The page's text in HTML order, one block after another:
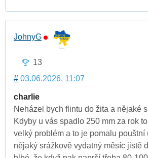
JohnyG
13
# 03.06.2026, 11:07
charlie
Neházel bych flintu do žita a nějaké
Kdyby u vás spadlo 250 mm za rok
velký problém a to je pomalu pouštní
nějaký srážkově vydatný měsíc jistě